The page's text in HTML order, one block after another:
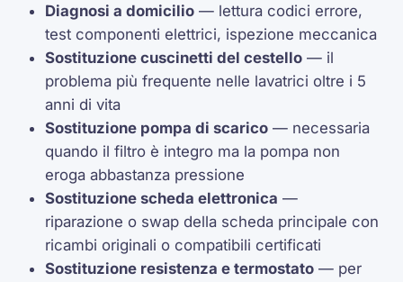
Diagnosi a domicilio — lettura codici errore,
test componenti elettrici, ispezione meccanica
Sostituzione cuscinetti del cestello — il
problema più frequente nelle lavatrici oltre i 5
anni di vita
Sostituzione pompa di scarico — necessaria
quando il filtro è integro ma la pompa non
eroga abbastanza pressione
Sostituzione scheda elettronica —
riparazione o swap della scheda principale con
ricambi originali o compatibili certificati
Sostituzione resistenza e termostato — per